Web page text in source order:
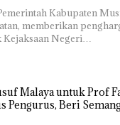
Kabupaten
memberikan
Kejaksaan Negeri…
Malaya untuk Prof
Pengurus, Beri